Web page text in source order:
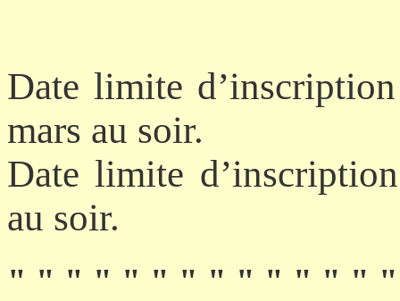
Date limite
mars au soir.
Date limite
au soir.
" " " " " " " " " " " " " "